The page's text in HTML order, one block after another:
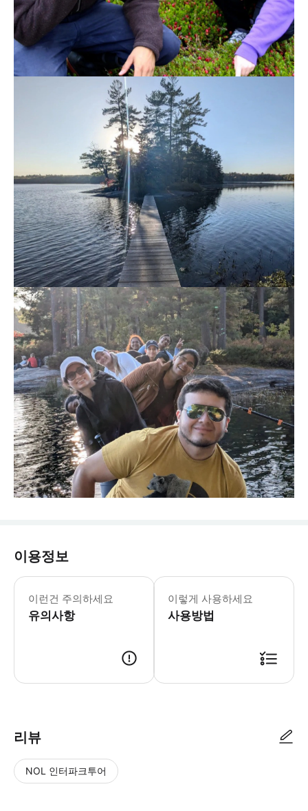
이용정보
이런건 주의하세요
유의사항
이렇게 사용하세요
사용방법
리뷰
NOL 인터파크투어